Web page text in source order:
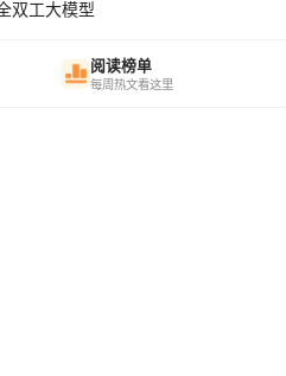
双工大模型
阅读榜单
每周热文看这里